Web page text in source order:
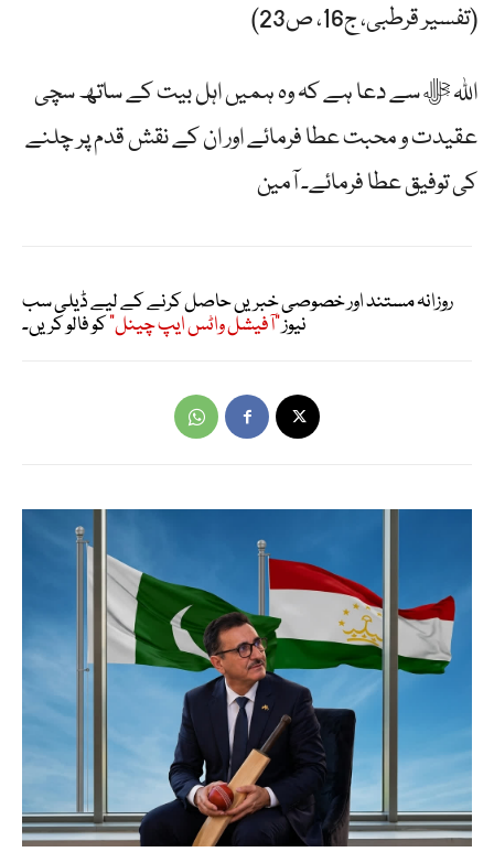
(تفسیر قرطبی، ج16، ص23)
اللہ ﷻ سے دعا ہے کہ وہ ہمیں اہل بیت کے ساتھ سچی
عقیدت و محبت عطا فرمائے اور ان کے نقش قدم پر چلنے
کی توفیق عطا فرمائے۔ آمین
روزانہ مستند اور خصوصی خبریں حاصل کرنے کے لیے ڈیلی سب
نیوز"آفیشل واٹس ایپ چینل"کو فالو کریں۔